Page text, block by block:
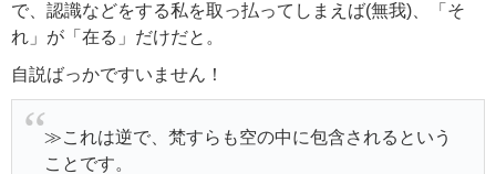
で、認識などをする私を取っ払ってしまえば(無我)、「そ
れ」が「在る」だけだと。
自説ばっかですいません！
≫これは逆で、梵すらも空の中に包含されるという
ことです。